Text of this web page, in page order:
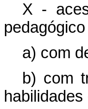
X -
a) com
b) com